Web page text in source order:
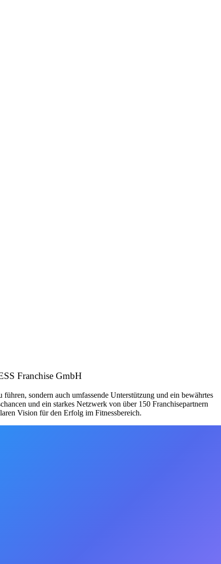
Franchise GmbH
sondern auch umfassende Unterstützung und ein bewährtes
und ein starkes Netzwerk von über 150 Franchisepartnern
Vision für den Erfolg im Fitnessbereich.